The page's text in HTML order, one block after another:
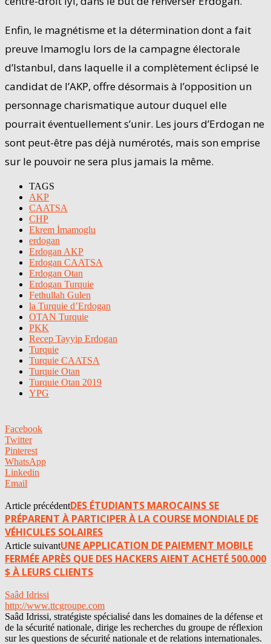
Enfin, le magnétisme et la détermination dont a fait
preuve Imamoglu lors de la campagne électorale
d’Istanbul, dans laquelle il a complètement éclipsé le
candidat de l’AKP, offre désormais à l’opposition un
personnage charismatique autour duquel elle
pourrait éventuellement s’unir. Les jours d’Erdogan ne
sont peut-être pas déjà numérotés, mais son emprise
sur le pouvoir ne sera plus jamais la même.
TAGS
AKP
CAATSA
CHP
Ekrem İmamoglu
erdogan
Erdogan AKP
Erdogan CAATSA
Erdogan Otan
Erdogan Turquie
Fethullah Gulen
la Turquie d’Erdogan
OTAN Turquie
PKK
Recep Tayyip Erdogan
Turquie
Turquie CAATSA
Turquie Otan
Turquie Otan 2019
YPG
Facebook
Twitter
Pinterest
WhatsApp
Linkedin
Email
Article précédentDES ÉTUDIANTS MAROCAINS SE
PRÉPARENT À PARTICIPER À LA COURSE MONDIALE DE
VÉHICULES SOLAIRES
Article suivantUNE APPLICATION DE PAIEMENT MOBILE
FERMÉE APRÈS QUE DES HACKERS AIENT ACHETÉ 500.000
$ À LEURS CLIENTS
Saâd Idrissi
http://www.ttcgroupe.com
Saâd Idrissi, stratégiste spécialisé dans les domaines de la défense et
de la sécurité nationale, dirige les recherches du groupe de réflexion
sur les questions de sécurité nationale et de relations internationales.